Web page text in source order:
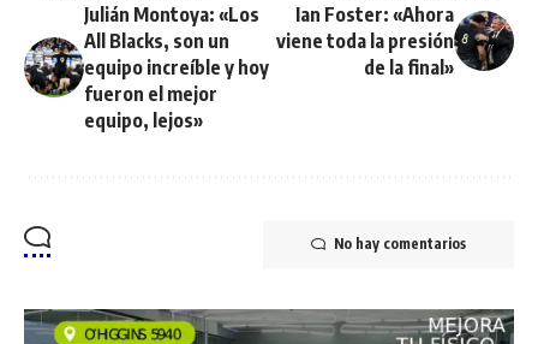
Julián Montoya: «Los
All Blacks, son un
equipo increíble y hoy
fueron el mejor
equipo, lejos»
Ian Foster: «Ahora
viene toda la presión
de la final»
No hay comentarios